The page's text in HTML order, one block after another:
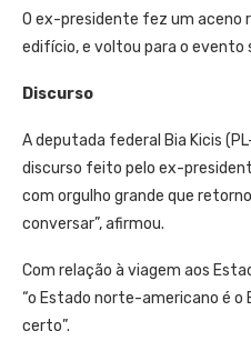
O ex-presidente fez um aceno
edifício, e voltou para o evento
Discurso
A deputada federal Bia Kicis
discurso feito pelo ex-
com orgulho grande que
conversar”, afirmou.
Com relação à viagem aos
“o Estado norte-americano é o
certo”.